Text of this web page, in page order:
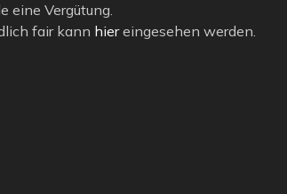
eine Vergütung.
fair kann hiereingesehen werden.